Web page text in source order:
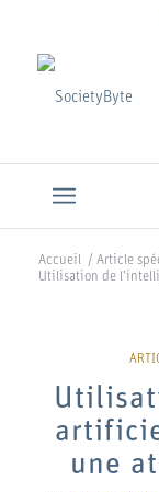
Accueil / Article
Utilisation de
une